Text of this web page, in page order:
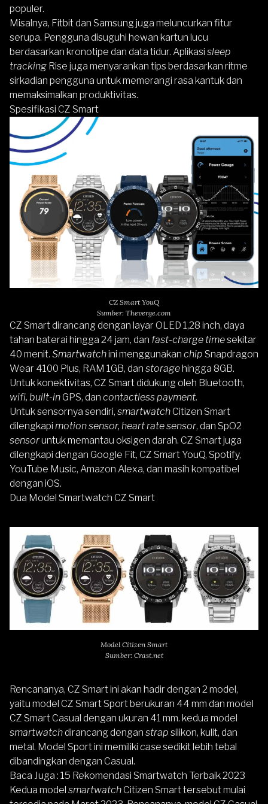
populer.
Misalnya, Fitbit dan Samsung juga meluncurkan fitur
serupa. Pengguna disuguhi hewan kartun lucu
berdasarkan kronotipe dan data tidur. Aplikasi sleep
tracking Rise juga menyarankan tips berdasarkan ritme
sirkadian pengguna untuk memerangi rasa kantuk dan
memaksimalkan produktivitas.
Spesifikasi CZ Smart
CZ Smart YouQ
Sumber: Theverge.com
CZ Smart dirancang dengan layar OLED 1,28 inch, daya
tahan baterai hingga 24 jam, dan fast-charge timesekitar
40 menit. Smartwatchini menggunakan chip Snapdragon
Wear 4100 Plus, RAM 1GB, dan storage hingga 8GB.
Untuk konektivitas, CZ Smart didukung oleh Bluetooth,
wifi, built-inGPS, dan contactless payment.
Untuk sensornya sendiri, smartwatchCitizen Smart
dilengkapi motion sensor, heart rate sensor, dan SpO2
sensoruntuk memantau oksigen darah. CZ Smart juga
dilengkapi dengan Google Fit, CZ Smart YouQ, Spotify,
YouTube Music, Amazon Alexa, dan masih kompatibel
dengan iOS.
Dua Model Smartwatch CZ Smart
Model Citizen Smart
Sumber: Crast.net
Rencananya, CZ Smart ini akan hadir dengan 2 model,
yaitu model CZ Smart Sport berukuran 44 mm dan model
CZ Smart Casual dengan ukuran 41 mm. kedua model
smartwatchdirancang dengan strap silikon, kulit, dan
metal. Model Sport ini memiliki casesedikit lebih tebal
dibandingkan dengan Casual.
Baca Juga : 15 Rekomendasi Smartwatch Terbaik 2023
Kedua model smartwatchCitizen Smart tersebut mulai